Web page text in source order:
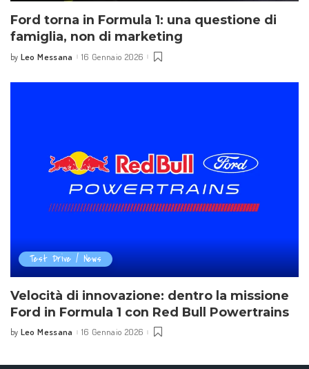
Ford torna in Formula 1: una questione di
famiglia, non di marketing
by Leo Messana 16 Gennaio 2026
Test Drive / News
Velocità di innovazione: dentro la missione
Ford in Formula 1 con Red Bull Powertrains
by Leo Messana 16 Gennaio 2026